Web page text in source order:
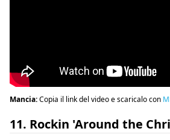
Mancia:Copia il link del video e scaricalo con
11. Rockin 'Around the